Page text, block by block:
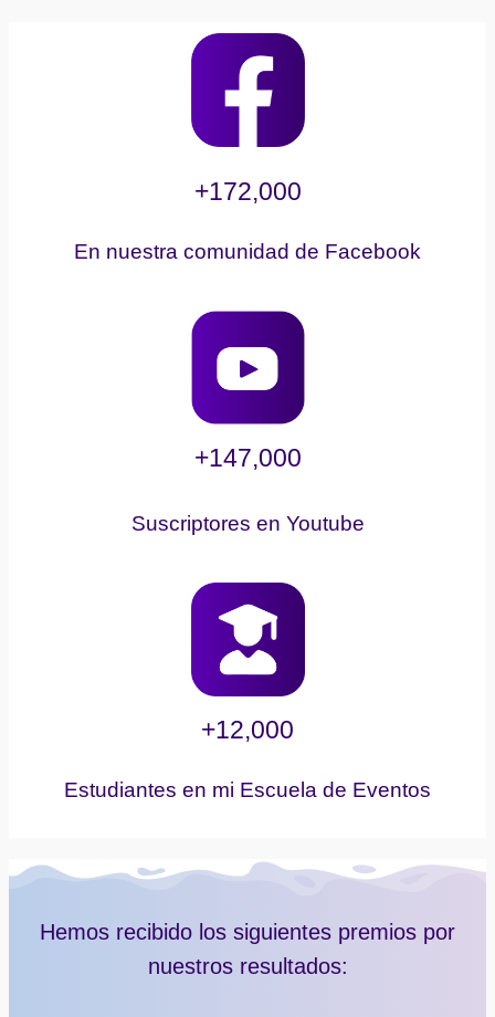
+172,000
En nuestra comunidad de Facebook
+147,000
Suscriptores en Youtube
+12,000
Estudiantes en mi Escuela de Eventos
Hemos recibido los siguientes premios por
nuestros resultados: